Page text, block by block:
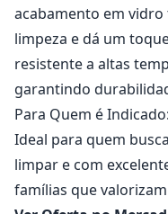
acabamento em
limpeza e dá um
resistente a altas
garantindo
Para Quem é Indicado:
Ideal para quem
limpar e com
famílias que